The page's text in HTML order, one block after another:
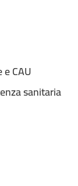
CAU
sanitaria